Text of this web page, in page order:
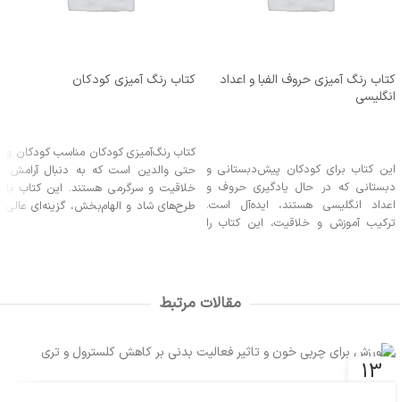
کتاب رنگ آمیزی حروف الفبا و اعداد
انگلیسی
این کتاب برای کودکان پیش‌دبستانی و
دبستانی که در حال یادگیری حروف و
اعداد انگلیسی هستند، ایده‌آل است.
ترکیب آموزش و خلاقیت، این کتاب را
کتاب رنگ آمیزی کودکان
کتاب رنگ‌آمیزی کودکان مناسب کودکان و
حتی والدین است که به دنبال آرامش،
خلاقیت و سرگرمی هستند. این کتاب با
طرح‌های شاد و الهام‌بخش، گزینه‌ای عالی
مقالات مرتبط
13